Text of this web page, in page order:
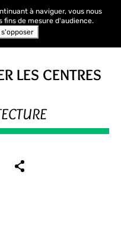
LES CENTRES
à naviguer, vous nous
fins de mesure d'audience.
s'opposer